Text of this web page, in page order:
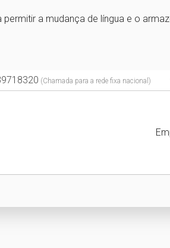
permitir a mudança de língua e o
(Chamada para a rede fixa nacional)